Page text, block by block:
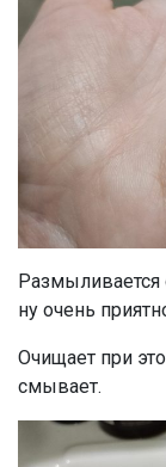
Размыливается
ну очень
Очищает при
смывает.